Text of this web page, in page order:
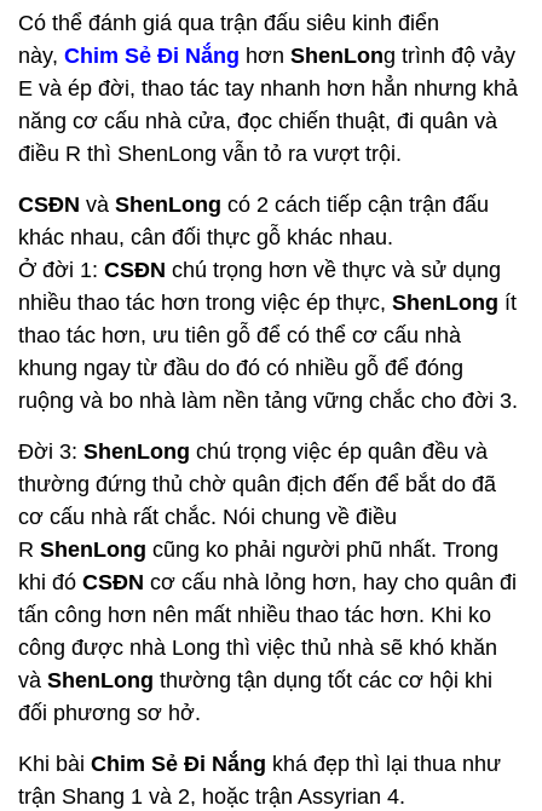
Có thể đánh giá qua trận đấu siêu kinh điển
này, Chim Sẻ Đi Nắng hơn ShenLong trình độ vảy
E và ép đời, thao tác tay nhanh hơn hẳn nhưng khả
năng cơ cấu nhà cửa, đọc chiến thuật, đi quân và
điều R thì ShenLong vẫn tỏ ra vượt trội.
CSĐN và ShenLong có 2 cách tiếp cận trận đấu
khác nhau, cân đối thực gỗ khác nhau.
Ở đời 1: CSĐN chú trọng hơn về thực và sử dụng
nhiều thao tác hơn trong việc ép thực, ShenLong ít
thao tác hơn, ưu tiên gỗ để có thể cơ cấu nhà
khung ngay từ đầu do đó có nhiều gỗ để đóng
ruộng và bo nhà làm nền tảng vững chắc cho đời 3.
Đời 3: ShenLong chú trọng việc ép quân đều và
thường đứng thủ chờ quân địch đến để bắt do đã
cơ cấu nhà rất chắc. Nói chung về điều
R ShenLong cũng ko phải người phũ nhất. Trong
khi đó CSĐN cơ cấu nhà lỏng hơn, hay cho quân đi
tấn công hơn nên mất nhiều thao tác hơn. Khi ko
công được nhà Long thì việc thủ nhà sẽ khó khăn
và ShenLong thường tận dụng tốt các cơ hội khi
đối phương sơ hở.
Khi bài Chim Sẻ Đi Nắng khá đẹp thì lại thua như
trận Shang 1 và 2, hoặc trận Assyrian 4.